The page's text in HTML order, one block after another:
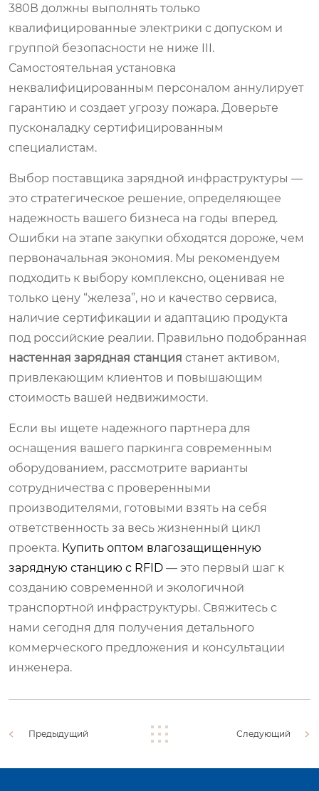
380В должны выполнять только
квалифицированные электрики с допуском и
группой безопасности не ниже III.
Самостоятельная установка
неквалифицированным персоналом аннулирует
гарантию и создает угрозу пожара. Доверьте
пусконаладку сертифицированным
специалистам.
Выбор поставщика зарядной инфраструктуры —
это стратегическое решение, определяющее
надежность вашего бизнеса на годы вперед.
Ошибки на этапе закупки обходятся дороже, чем
первоначальная экономия. Мы рекомендуем
подходить к выбору комплексно, оценивая не
только цену “железа”, но и качество сервиса,
наличие сертификации и адаптацию продукта
под российские реалии. Правильно подобранная
настенная зарядная станция станет активом,
привлекающим клиентов и повышающим
стоимость вашей недвижимости.
Если вы ищете надежного партнера для
оснащения вашего паркинга современным
оборудованием, рассмотрите варианты
сотрудничества с проверенными
производителями, готовыми взять на себя
ответственность за весь жизненный цикл
проекта. Купить оптом влагозащищенную
зарядную станцию с RFID — это первый шаг к
созданию современной и экологичной
транспортной инфраструктуры. Свяжитесь с
нами сегодня для получения детального
коммерческого предложения и консультации
инженера.
Предыдущий Следующий